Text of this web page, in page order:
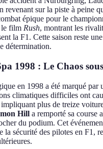
revenant sur la piste à peine
épique pour le
le film Rush, montrant les
la F1. Cette saison reste
détermination.
1998 : Le Chaos
en 1998 a été marqué par
climatiques difficiles ont
plus de treize
Hill a remporté sa course
du podium. Cet
la sécurité des pilotes en F1,